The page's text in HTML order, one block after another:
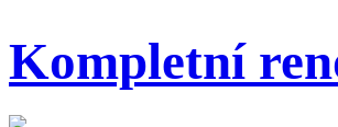
Kompletní